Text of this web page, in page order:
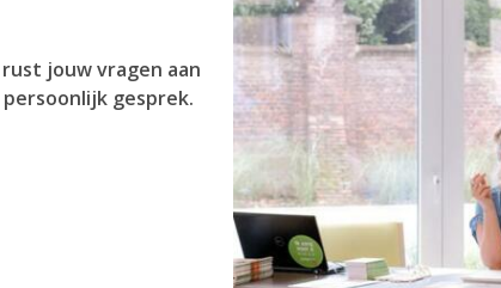
jouw vragen aan
gesprek.